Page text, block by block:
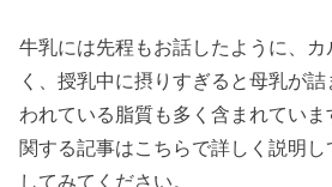
牛乳には先程もお話したように、
く、授乳中に摂りすぎると母乳が
われている脂質も多く含まれてい
関する記事はこちらで詳しく説明
してみてください。